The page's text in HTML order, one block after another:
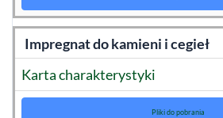
Impregnat do kamieni i cegieł
Karta charakterystyki
Pliki do pobrania